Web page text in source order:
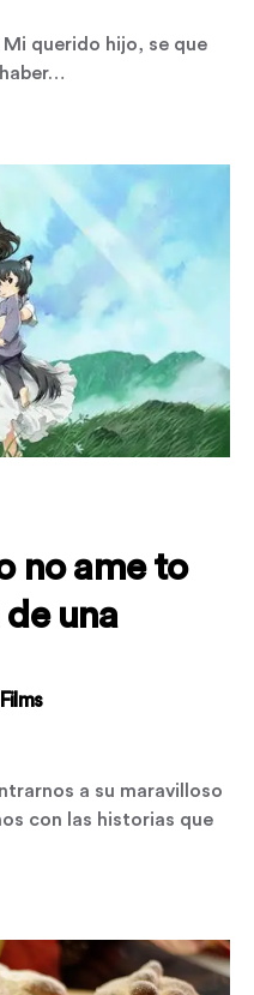
Mi querido hijo, se que
no ame to
de una
a su maravilloso
con las historias que